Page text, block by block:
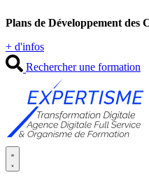
au
Plans de Développement des
+ d'infos
Rechercher une formation